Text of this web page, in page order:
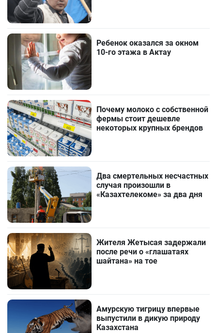
Ребенок оказался за окном
10-го этажа в Актау
Почему молоко с собственной
фермы стоит дешевле
некоторых крупных брендов
Два смертельных несчастных
случая произошли в
«Казахтелекоме» за два дня
Жителя Жетысая задержали
после речи о «глашатаях
шайтана» на тое
Амурскую тигрицу впервые
выпустили в дикую природу
Казахстана